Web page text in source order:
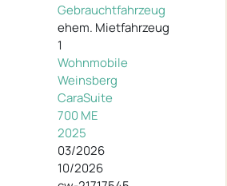
Gebrauchtfahrzeug
ehem. Mietfahrzeug
1
Wohnmobile
Weinsberg
CaraSuite
700 ME
2025
03/2026
10/2026